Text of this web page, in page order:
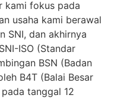
kami fokus pada
usaha kami berawal
SNI, dan akhirnya
ISO (Standar
BSN (Badan
B4T (Balai Besar
tanggal 12